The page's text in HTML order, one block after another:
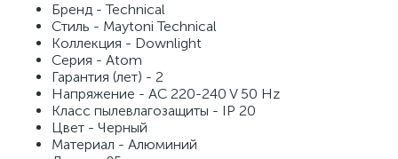
Бренд - Technical
Стиль - Maytoni Technical
Коллекция - Downlight
Серия - Atom
Гарантия (лет) - 2
Напряжение - AC 220-240 V 50 Hz
Класс пылевлагозащиты - IP 20
Цвет - Черный
Материал - Алюминий